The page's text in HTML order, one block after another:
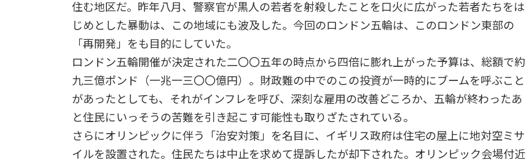
住む地区だ。昨年八月、警察官が黒人の若者を射殺したことを口火に広がった若者たちをは
じめとした暴動は、この地域にも波及した。今回のロンドン五輪は、このロンドン東部の
「再開発」をも目的にしていた。
ロンドン五輪開催が決定された二〇〇五年の時点から四倍に膨れ上がった予算は、総額で約
九三億ポンド（一兆一三〇〇億円）。財政難の中でのこの投資が一時的にブームを呼ぶこと
があったとしても、それがインフレを呼び、深刻な雇用の改善どころか、五輪が終わったあ
と住民にいっそうの苦難を引き起こす可能性も取りざたされている。
さらにオリンピックに伴う「治安対策」を名目に、イギリス政府は住宅の屋上に地対空ミサ
イルを設置された。住民たちは中止を求めて提訴したが却下された。オリンピック会場付近